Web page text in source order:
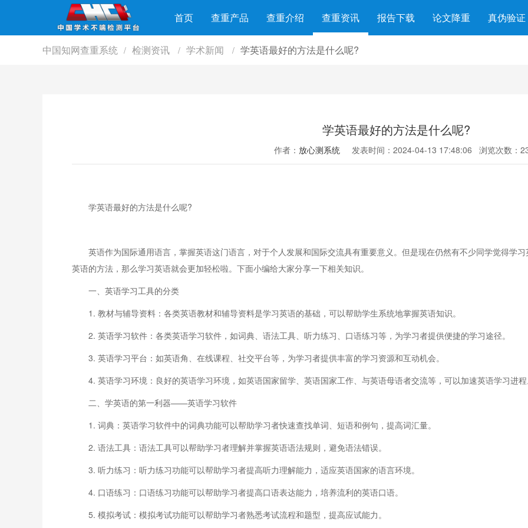
首页 查重产品 查重介绍 查重资讯 报告下载 论文降重 真伪验证
中国知网查重系统 / 检测资讯 / 学术新闻 / 学英语最好的方法是什么呢?
学英语最好的方法是什么呢?
作者： 放心测系统 发表时间：2024-04-13 17:48:06 浏览次数：
学英语最好的方法是什么呢?
英语作为国际通用语言，掌握英语这门语言，对于个人发展和国际交流具有重要意义。但是现在仍然有不少同学觉得学
英语的方法，那么学习英语就会更加轻松啦。下面小编给大家分享一下相关知识。
一、英语学习工具的分类
1. 教材与辅导资料：各类英语教材和辅导资料是学习英语的基础，可以帮助学生系统地掌握英语知识。
2. 英语学习软件：各类英语学习软件，如词典、语法工具、听力练习、口语练习等，为学习者提供便捷的学习途径。
3. 英语学习平台：如英语角、在线课程、社交平台等，为学习者提供丰富的学习资源和互动机会。
4. 英语学习环境：良好的英语学习环境，如英语国家留学、英语国家工作、与英语母语者交流等，可以加速英语学习进
二、学英语的第一利器——英语学习软件
1. 词典：英语学习软件中的词典功能可以帮助学习者快速查找单词、短语和例句，提高词汇量。
2. 语法工具：语法工具可以帮助学习者理解并掌握英语语法规则，避免语法错误。
3. 听力练习：听力练习功能可以帮助学习者提高听力理解能力，适应英语国家的语言环境。
4. 口语练习：口语练习功能可以帮助学习者提高口语表达能力，培养流利的英语口语。
5. 模拟考试：模拟考试功能可以帮助学习者熟悉考试流程和题型，提高应试能力。